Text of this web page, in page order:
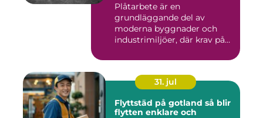
Plåtarbete är en
grundläggande del av
moderna byggnader och
industrimiljöer, där krav på
31. jul
Flyttstäd på gotland så blir
flytten enklare och